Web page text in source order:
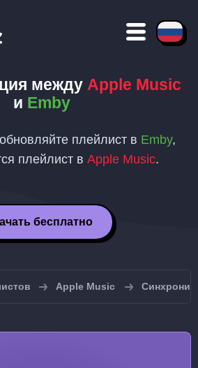
между Apple Music
и Emby
плейлист в Emby,
плейлист в Apple Music.
бесплатно
Apple Music